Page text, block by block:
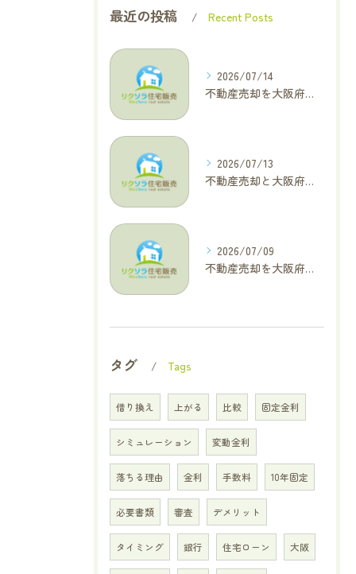
最近の投稿 Recent Posts
2026/07/14
不動産売却を大阪府大東市で成功へ導くためのAIOに適した基本コラム
2026/07/13
不動産売却と大阪府四條畷市で利益最大化を叶えるコラム特集
2026/07/09
不動産売却を大阪府交野市で成功に導く三大タブー回避と高価格査定の極意
タグ Tags
借り換え 上がる 比較 固定金利
シミュレーション 変動金利
落ちる理由 金利 手数料 10年固定
必要書類 審査 デメリット
タイミング 銀行 住宅ローン 大阪